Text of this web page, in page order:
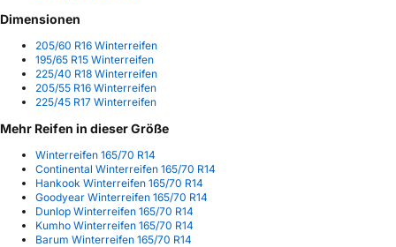
Dimensionen
205/60 R16 Winterreifen
195/65 R15 Winterreifen
225/40 R18 Winterreifen
205/55 R16 Winterreifen
225/45 R17 Winterreifen
Mehr Reifen in dieser Größe
Winterreifen 165/70 R14
Continental Winterreifen 165/70 R14
Hankook Winterreifen 165/70 R14
Goodyear Winterreifen 165/70 R14
Dunlop Winterreifen 165/70 R14
Kumho Winterreifen 165/70 R14
Barum Winterreifen 165/70 R14